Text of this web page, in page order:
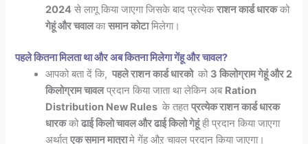
2024 से लागू किया जाएगा जिसके बाद प्रत्येकराशन कार्ड धारकको
गेहूं और चवालकासमान कोटामिलेगा।
पहले कितना मिलता था और अब कितना मिलेगा गेंहू और चावल?
आपको बता दें कि, पहले राशन कार्ड धारको को 3 किलोग्राम गेहूं और 2
किलोग्राम चावलप्रदान किया जाता था लेकिन अब Ration
Distribution New Rules के तहतप्रत्येक राशन कार्ड धारक
धारककोढाई किलो चावल और ढाई किलो गेहूंही प्रदान किया जाएगा
अर्थात्एक समान मात्रामे गेंहू औऱ चावल प्रदान किया जाएगा।